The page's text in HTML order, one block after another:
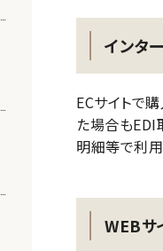
インタ
ECサイトで
た場合もEDI
明細等で利
WEBサ